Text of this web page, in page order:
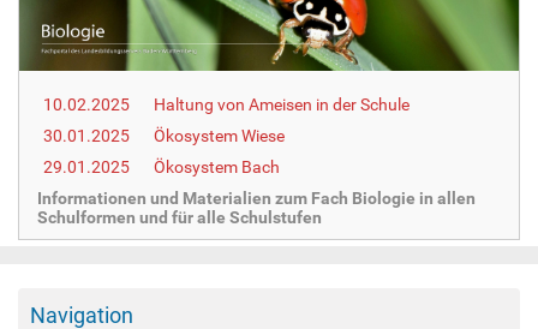
h
e
r
:
10.02.2025
Haltung von Ameisen in der Schule
30.01.2025
Ökosystem Wiese
29.01.2025
Ökosystem Bach
Informationen und Materialien zum Fach Biologie in allen
Schulformen und für alle Schulstufen
Navigation